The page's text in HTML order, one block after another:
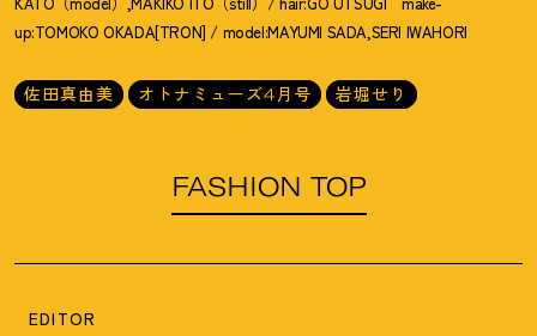
up:TOMOKO OKADA[TRON] / model:MAYUMI SADA,SERI IWAHORI
佐田真由美 オトナミューズ4月号 岩堀せり
FASHION TOP
EDITOR